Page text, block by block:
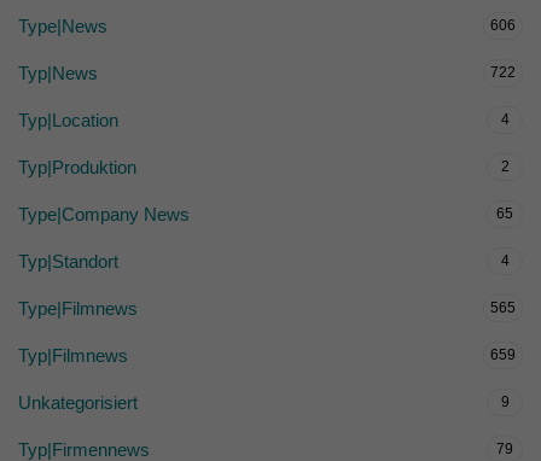
Type|News 606
Typ|News 722
Typ|Location 4
Typ|Produktion 2
Type|Company News 65
Typ|Standort 4
Type|Filmnews 565
Typ|Filmnews 659
Unkategorisiert 9
Typ|Firmennews 79